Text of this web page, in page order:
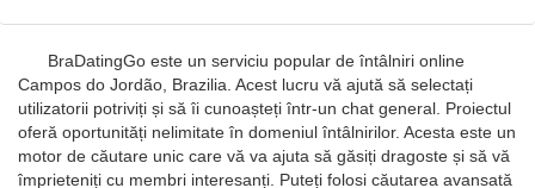
BraDatingGo este un serviciu popular de întâlniri online
Campos do Jordão, Brazilia. Acest lucru vă ajută să selectați
utilizatorii potriviți și să îi cunoașteți într-un chat general. Proiectul
oferă oportunități nelimitate în domeniul întâlnirilor. Acesta este un
motor de căutare unic care vă va ajuta să găsiți dragoste și să vă
împrieteniți cu membri interesanți. Puteți folosi căutarea avansată